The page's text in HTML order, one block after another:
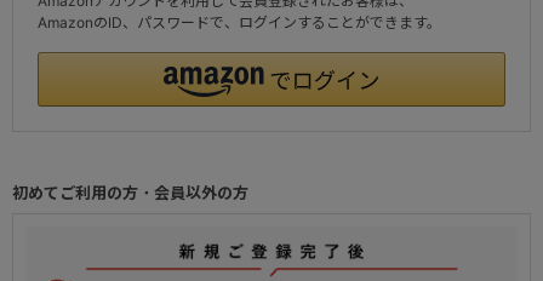
AmazonのID、パスワードで、ログインすることができます。
初めてご利用の方・会員以外の方